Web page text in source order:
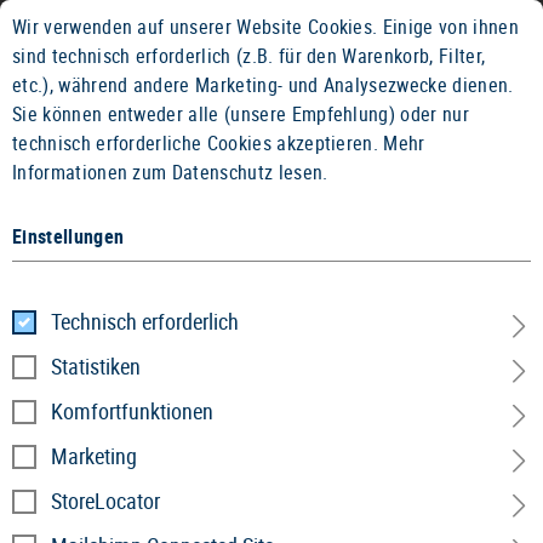
14 TAGE GELD-ZURÜCK-GARANTIE
Blaze Balaclava
Wir verwenden auf unserer Website Cookies. Einige von ihnen
sind technisch erforderlich (z.B. für den Warenkorb, Filter,
etc.), während andere Marketing- und Analysezwecke dienen.
Sie können entweder alle (unsere Empfehlung) oder nur
technisch erforderliche Cookies akzeptieren. Mehr
Informationen zum Datenschutz lesen.
Einstellungen
Technisch erforderlich
Statistiken
Komfortfunktionen
Marketing
StoreLocator